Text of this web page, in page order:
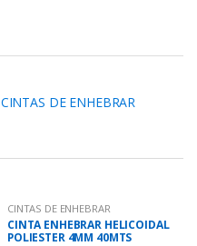
CINTAS DE ENHEBRAR
CINTAS DE ENHEBRAR
CINTA ENHEBRAR HELICOIDAL
POLIESTER 4MM 40MTS